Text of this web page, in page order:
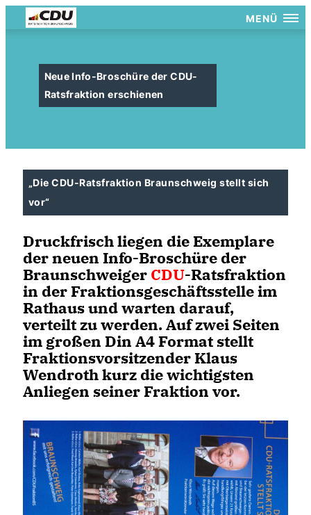
MENÜ
Neue Info-Broschüre der CDU-
Ratsfraktion erschienen
Die CDU-Ratsfraktion Braunschweig stellt sich
vor“
Druckfrisch liegen die Exemplare
der neuen Info-Broschüre der
Braunschweiger CDU-Ratsfraktion
in der Fraktionsgeschäftsstelle im
Rathaus und warten darauf,
verteilt zu werden. Auf zwei Seiten
im großen Din A4 Format stellt
Fraktionsvorsitzender Klaus
Wendroth kurz die wichtigsten
Anliegen seiner Fraktion vor.